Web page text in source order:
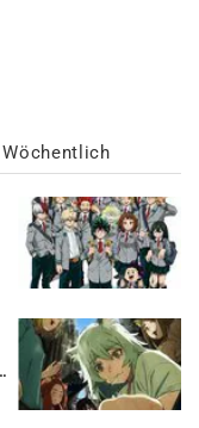
Wöchentlich